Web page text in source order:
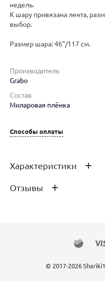
недель.
К шару привязана лента,
выбор.
Размер шара: 46"/117 см.
Производитель
Grabo
Состав
Миларовая плёнка
Способы оплаты
Характеристики
Производитель
Отзывы
© 2017-2026